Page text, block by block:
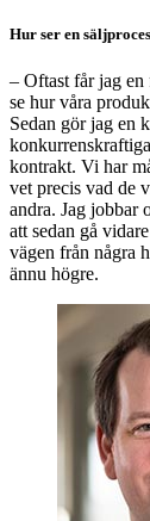
Hur ser en
– Oftast får jag
se hur våra
Sedan gör jag en
kontrakt. Vi har
vet precis vad de
andra. Jag jobbar
att sedan gå
vägen från några
ännu högre.